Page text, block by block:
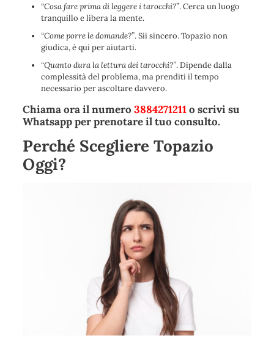
“Cosa fare prima di leggere i tarocchi?”. Cerca un luogo
tranquillo e libera la mente.
“Come porre le domande?”. Sii sincero. Topazio non
giudica, è qui per aiutarti.
“Quanto dura la lettura dei tarocchi?”. Dipende dalla
complessità del problema, ma prenditi il tempo
necessario per ascoltare davvero.
Chiama ora il numero 3884271211o scrivi su
Whatsapp per prenotare il tuo consulto.
Perché Scegliere Topazio
Oggi?